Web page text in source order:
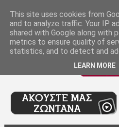
This site uses cookies from
and to analyze traffic. Your IP
shared with Google along with
metrics to ensure quality of
statistics, and to detect and
LEARN MORE